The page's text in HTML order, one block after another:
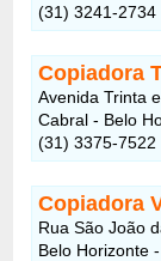
(31) 3241-2734
Copiadora
Avenida Trinta
Cabral - Belo
(31) 3375-7522
Copiadora
Rua São João
Belo Horizonte